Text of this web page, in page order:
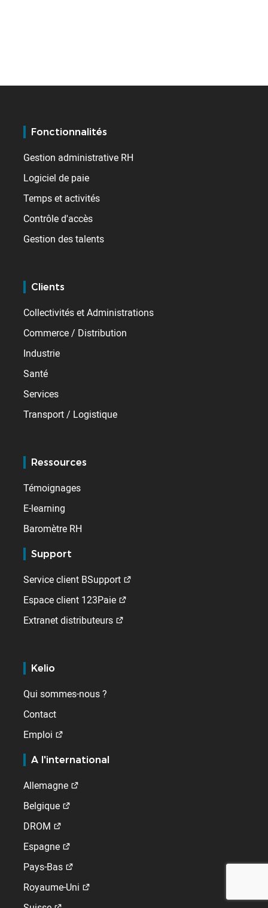
Fonctionnalités
Gestion administrative RH
Logiciel de paie
Temps et activités
Contrôle d'accès
Gestion des talents
Clients
Collectivités et Administrations
Commerce / Distribution
Industrie
Santé
Services
Transport / Logistique
Ressources
Témoignages
E-learning
Baromètre RH
Support
Service client BSupport
Espace client 123Paie
Extranet distributeurs
Kelio
Qui sommes-nous ?
Contact
Emploi
A l'international
Allemagne
Belgique
DROM
Espagne
Pays-Bas
Royaume-Uni